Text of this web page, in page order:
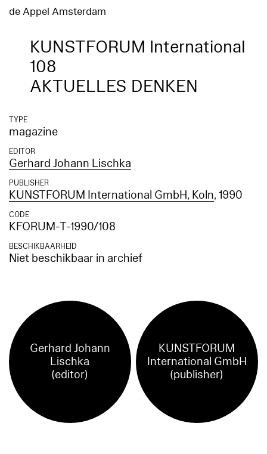
de Appel Amsterdam
KUNSTFORUM International
108
AKTUELLES DENKEN
TYPE
magazine
EDITOR
Gerhard Johann Lischka
PUBLISHER
KUNSTFORUM International GmbH, Koln, 1990
CODE
KFORUM-T-1990/108
BESCHIKBAARHEID
Niet beschikbaar in archief
Gerhard Johann
Lischka
(editor)
KUNSTFORUM
International GmbH
(publisher)